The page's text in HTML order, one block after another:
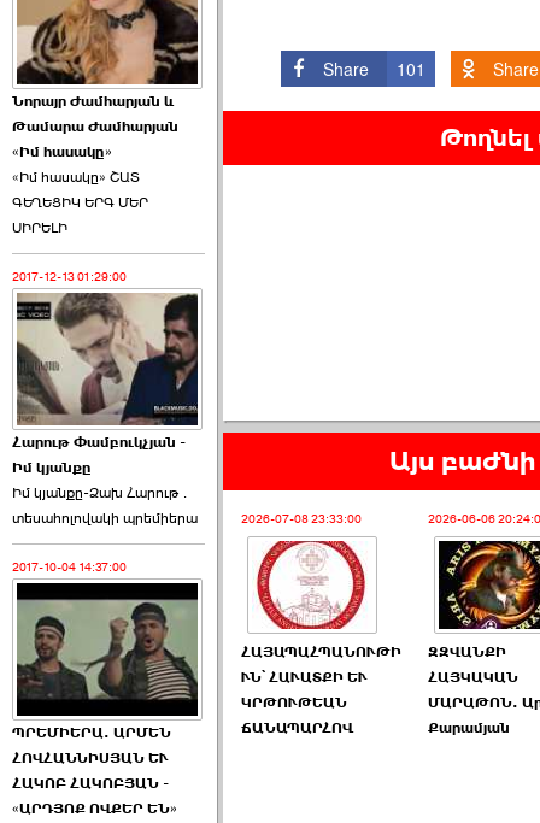
Որպես ընդդիմադիր
ընտրող՝ ›››
Նորայր Ժամհարյան և
Թամարա Ժամհարյան
«Իմ հասակը»
«Իմ հասակը» ՇԱՏ
ԳԵՂԵՑԻԿ ԵՐԳ ՄԵՐ
ՍԻՐԵԼԻ
2017-12-13 01:29:00
Հարութ Փամբուկչյան -
Իմ կյանքը
Իմ կյանքը-Ձախ Հարnւթ․
տեuաhnլnվակի պրեմիերա
2017-10-04 14:37:00
ՊՐԵՄԻԵՐԱ. ԱՐՄԵՆ
ՀՈՎՀԱՆՆԻՍՅԱՆ ԵՒ
ՀԱԿՈԲ ՀԱԿՈԲՅԱՆ -
«ԱՐԴՅՈՔ ՈՎՔԵՐ ԵՆ»
Share 101 Share
Թողնել
Այս բաժնի
2026-07-08 23:33:00
ՀԱՅԱՊԱՀՊԱՆՈՒԹԻ
ՒՆ՝ ՀԱՒԱՏՔԻ ԵՒ
ԿՐԹՈՒԹԵԱՆ
ՃԱՆԱՊԱՐՀՈՎ
2026-06-06
ԶԶՎԱՆՔԻ
ՀԱՅԿԱԿԱՆ
ՄԱՐԱԹՈՆ.
Քարամյան